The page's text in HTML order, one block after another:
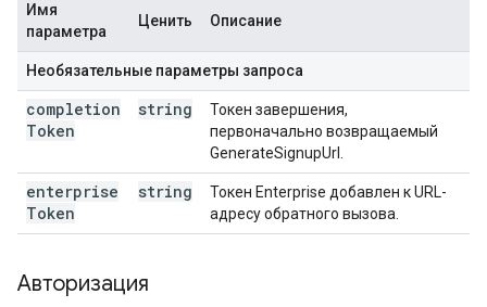
Имя
параметра
Ценить Описание
Необязательные параметры запроса
completion
Token
string
Токен завершения,
первоначально возвращаемый
GenerateSignupUrl.
enterprise
Token
string
Токен Enterprise добавлен к URL-
адресу обратного вызова.
Авторизация